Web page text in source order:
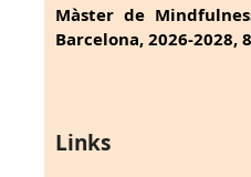
Màster de
Barcelona, 2026-2028,
Links